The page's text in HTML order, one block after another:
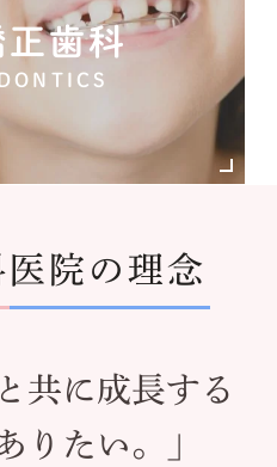
正歯科
院の理念
共に成長する
りたい。」